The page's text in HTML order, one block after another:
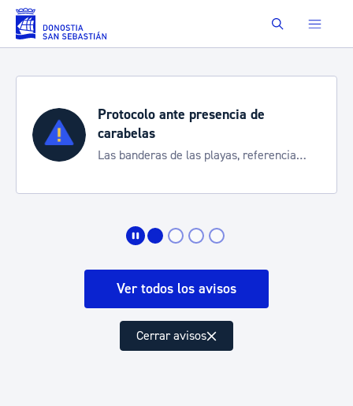
Saltar al contenido principal Buscar
Protocolo ante presencia de
carabelas
Las banderas de las playas, referencia
Ver todos los avisos
Cerrar avisos